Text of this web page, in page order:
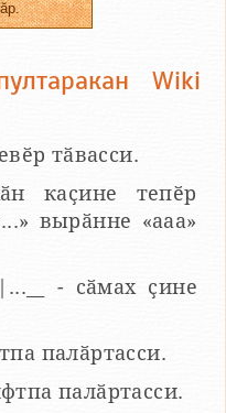
Wiki
тӑвасси.
каҫине тепӗр
вырӑнне «ааа»
- сӑмах ҫине
палӑртасси.
палӑртасси.